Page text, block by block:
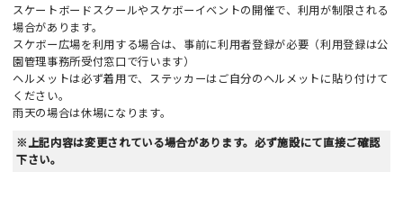
スケートボードスクールやスケボーイベントの開催で、利用が制限される
場合があります。
スケボー広場を利用する場合は、事前に利用者登録が必要（利用登録は公
園管理事務所受付窓口で行います）
ヘルメットは必ず着用で、ステッカーはご自分のヘルメットに貼り付けて
ください。
雨天の場合は休場になります。
※上記内容は変更されている場合があります。必ず施設にて直接ご確認
下さい。